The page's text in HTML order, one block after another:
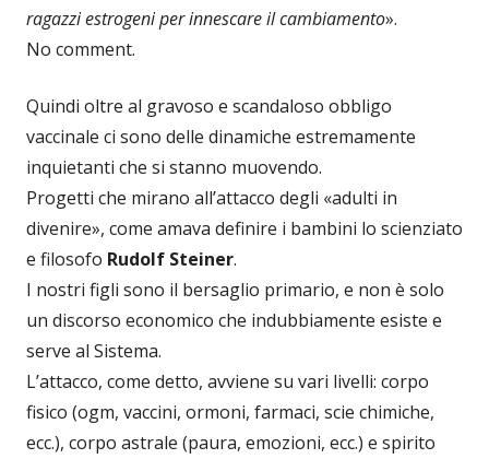
ragazzi estrogeni per innescare il cambiamento».
No comment.
Quindi oltre al gravoso e scandaloso obbligo
vaccinale ci sono delle dinamiche estremamente
inquietanti che si stanno muovendo.
Progetti che mirano all’attacco degli «adulti in
divenire», come amava definire i bambini lo scienziato
e filosofo Rudolf Steiner.
I nostri figli sono il bersaglio primario, e non è solo
un discorso economico che indubbiamente esiste e
serve al Sistema.
L’attacco, come detto, avviene su vari livelli: corpo
fisico (ogm, vaccini, ormoni, farmaci, scie chimiche,
ecc.), corpo astrale (paura, emozioni, ecc.) e spirito